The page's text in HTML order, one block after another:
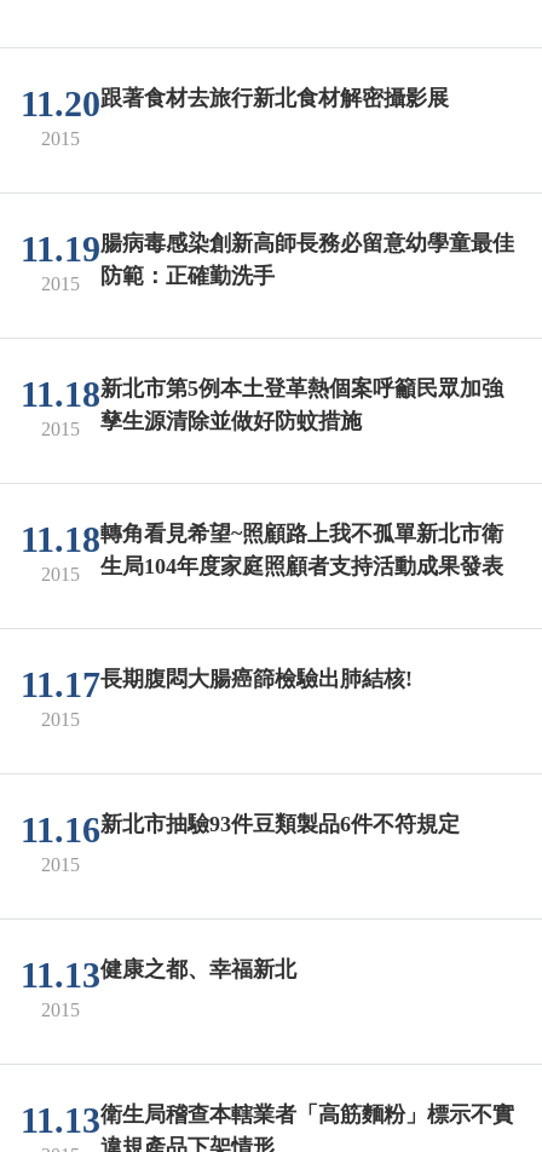
11.20
2015
跟著食材去旅行新北食材解密攝影展
11.19
2015
腸病毒感染創新高師長務必留意幼學童最佳
防範：正確勤洗手
11.18
2015
新北市第5例本土登革熱個案呼籲民眾加強
孳生源清除並做好防蚊措施
11.18
2015
轉角看見希望~照顧路上我不孤單新北市衛
生局104年度家庭照顧者支持活動成果發表
11.17
2015
長期腹悶大腸癌篩檢驗出肺結核!
11.16
2015
新北市抽驗93件豆類製品6件不符規定
11.13
2015
健康之都、幸福新北
11.13衛生局稽查本轄業者「高筋麵粉」標示不實